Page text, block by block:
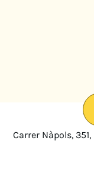
Carrer Nàpols,
08025 · Barcelona